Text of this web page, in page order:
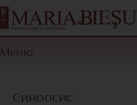
Меню
Синопсис